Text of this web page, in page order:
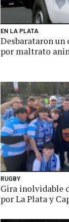
EN LA PLATA
Desbarataron
por maltrato
RUGBY
Gira inolvidable
por La Plata y